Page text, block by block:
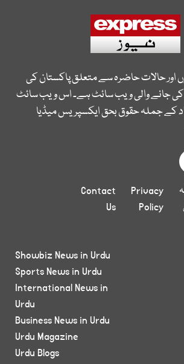
اور حالات حاضرہ سے متعلق پاکستان کی
جانے والی ویب سائٹ ہے۔ اس ویب سائٹ
کے جملہ حقوق بحق ایکسپریس میڈیا
Privacy
Policy
Contact
Us
Showbiz News in Urdu
Sports News in Urdu
International News in
Urdu
Business News in Urdu
Urdu Magazine
Urdu Blogs